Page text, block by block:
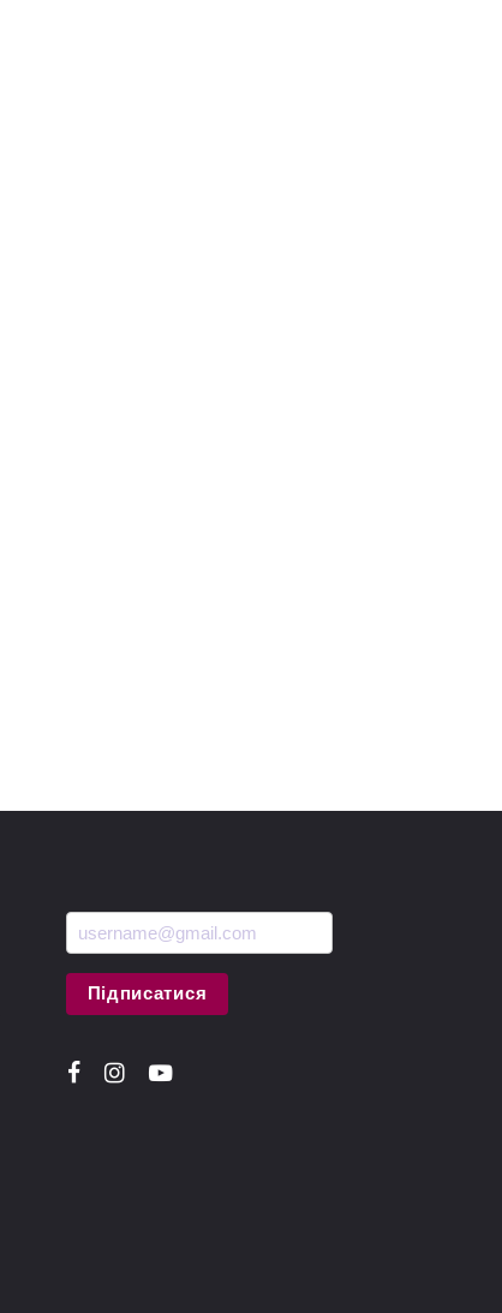
Підписатися